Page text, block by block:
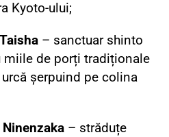
Kyoto-ului;
– sanctuar shinto
miile de porți tradiționale
șerpuind pe colina
– străduțe